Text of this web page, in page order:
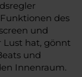
des
und
Lust hat, gönnt
und
Innenraum.